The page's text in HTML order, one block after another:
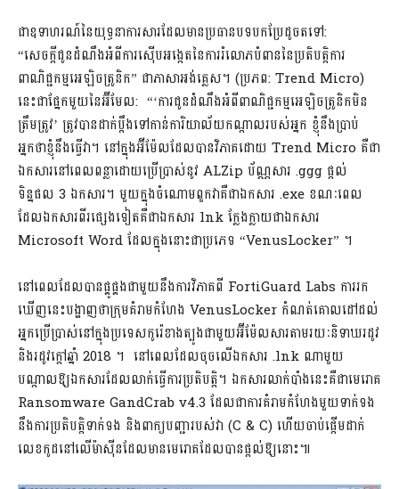
ជាឧទាហរណ៍នៃយុទ្ធនាការសារដែលមានប្រធានបទបកប្រែដូចតទៅ:
“សេចក្តីជូនដំណឹងអំពីការស៊ើបអង្កេតនៃការរំលោភបំពាននៃប្រតិបត្តិការ
ពាណិជ្ជកម្មអេឡិចត្រូនិក” ជាភាសាអង់គ្លេស។ (ប្រភព: Trend Micro)
នេះជាផ្នែកមួយនៃអ៊ីមែល: “‘ការជូនដំណឹងអំពីពាណិជ្ជកម្មអេឡិចត្រូនិកមិន
ត្រឹមត្រូវ’ ត្រូវបានដាក់ប្តឹងទៅកាន់ការិយាល័យកណ្តាលរបស់អ្នក ខ្ញុំនឹងប្រាប់
អ្នកថាខ្ញុំនឹងធ្វើវា។ នៅក្នុងអ៊ីម៉ែលដែលបានវិភាគដោយ Trend Micro គឺជា
ឯកសារនៅពេលពន្លាដោយប្រើប្រាស់នូវ ALZip ប័ណ្ណសារ .ggg ផ្តល់
ទិន្នផល 3 ឯកសារ។ មួយក្នុងចំណោមពួកវាគឺជាឯកសារ .exe ខណៈពេល
ដែលឯកសារពីរផ្សេងទៀតគឺជាឯកសារ lnk ក្លែងក្លាយជាឯកសារ
Microsoft Word ដែលក្នុងនោះជាប្រភេទ “VenusLocker” ។
នៅពេលដែលបានផ្គូផ្គងជាមួយនឹងការវិភាគពី FortiGuard Labs ការរក
ឃើញនេះបង្ហាញថាក្រុមគំរាមកំហែង VenusLocker កំណត់គោលដៅដល់
អ្នកប្រើប្រាស់នៅក្នុងប្រទេសកូរ៉េខាងត្បូងជាមួយអ៊ីម៉ែលសារតាមរយៈនិទាឃរដូវ
និងរដូវក្តៅឆ្នាំ 2018 ។ នៅពេលដែលចុចលើឯកសារ .lnk ណាមួយ
បណ្តាលឱ្យឯកសារដែលលាក់ធ្វើការប្រតិបត្តិ។ ឯកសារលាក់បាំងនេះគឺជាមេរោគ
Ransomware GandCrab v4.3 ដែលជាការគំរាមកំហែងមួយទាក់ទង
នឹងការប្រតិបត្តិទាក់ទង និងពាក្យបញ្ជារបស់វា (C & C) ហើយចាប់ផ្តើមដាក់
លេខកូដនៅលើម៉ាស៊ីនដែលមានមេរោគដែលបានផ្ដល់ឱ្យនោះ៕